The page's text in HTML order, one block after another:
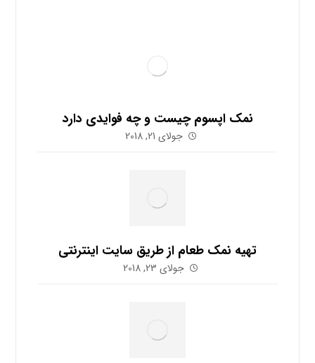
نمک اپسوم چیست و چه فوایدی دارد
جولای 21, 2018
تهیه نمک طعام از طریق سایت اینترنتی
جولای 23, 2018